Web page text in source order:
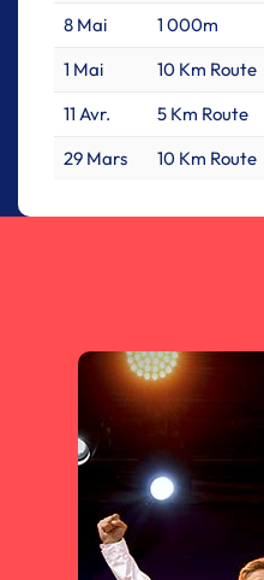
8 Mai
1 000m
1 Mai
10 Km Route
11 Avr.
5 Km Route
29 Mars
10 Km Route